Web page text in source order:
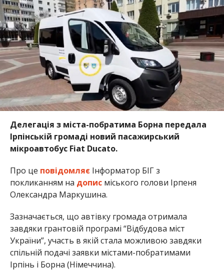
Делегація з міста-побратима Борна передала
Ірпінській громаді новий пасажирський
мікроавтобус Fiat Ducato.
Про це повідомляє Інформатор БІГ з
покликанням на допис міського голови Ірпеня
Олександра Маркушина.
Зазначається, що автівку громада отримала
завдяки грантовій програмі “Відбудова міст
України”, участь в якій стала можливою завдяки
спільній подачі заявки містами-побратимами
Ірпінь і Борна (Німеччина).